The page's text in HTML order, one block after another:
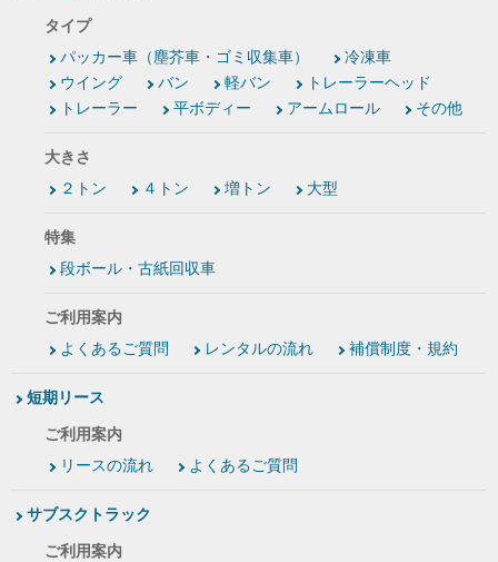
タイプ
パッカー車（塵芥車・ゴミ収集車）
冷凍車
ウイング
バン 軽バン
トレーラーヘッド
トレーラー
平ボディー アームロール その他
大きさ
２トン
４トン 増トン 大型
特集
段ボール・古紙回収車
ご利用案内
よくあるご質問
レンタルの流れ 補償制度・規約
短期リース
ご利用案内
リースの流れ
よくあるご質問
サブスクトラック
ご利用案内